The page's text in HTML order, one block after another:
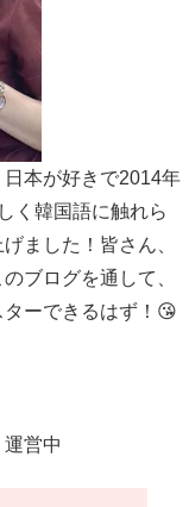
日本が好きで2014年
く韓国語に触れら
ました！皆さん、
ブログを通して、
ーできるはず！😘
営中